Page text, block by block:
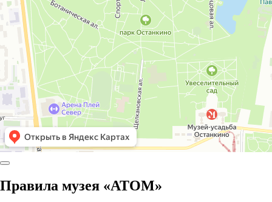
Правила музея «АТОМ»